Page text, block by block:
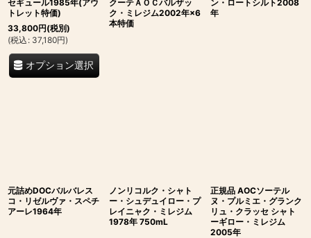
セギュール1985年(アウ
トレット特価)
33,800円(税別)
(税込 : 37,180円)
オプション選択
クーテＡＯＣバルザッ
ク・ミレジム2002年×6
本特価
ン・ロートシルト2008
年
元詰めDOCバルバレス
コ・リゼルヴァ・スペチ
アーレ1964年
ノンリコルク・シャト
ー・シュデュイロー・プ
レイニャク・ミレジム
1978年 750mL
正規品 AOCソーテル
ヌ・プルミエ・グランク
リュ・クラッセ シャト
ーギロー・ミレジム
2005年